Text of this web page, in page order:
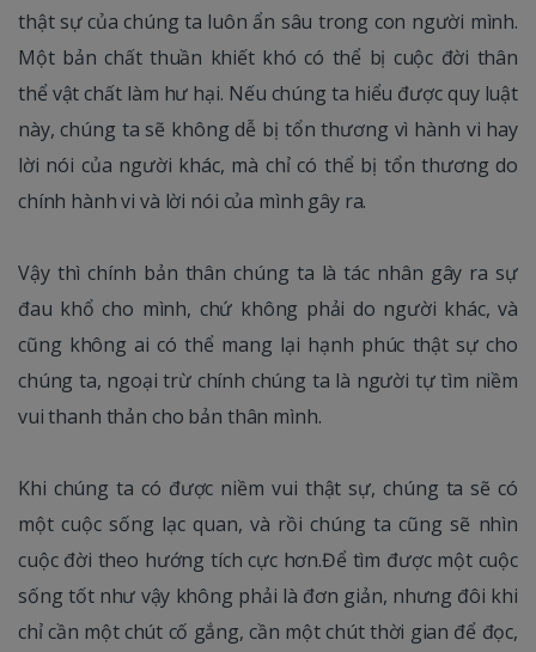
thật sự của chúng ta luôn ẩn sâu trong con người mình.
Một bản chất thuần khiết khó có thể bị cuộc đời thân
thể vật chất làm hư hại. Nếu chúng ta hiểu được quy luật
này, chúng ta sẽ không dễ bị tổn thương vì hành vi hay
lời nói của người khác, mà chỉ có thể bị tổn thương do
chính hành vi và lời nói của mình gây ra.
Vậy thì chính bản thân chúng ta là tác nhân gây ra sự
đau khổ cho mình, chứ không phải do người khác, và
cũng không ai có thể mang lại hạnh phúc thật sự cho
chúng ta, ngoại trừ chính chúng ta là người tự tìm niềm
vui thanh thản cho bản thân mình.
Khi chúng ta có được niềm vui thật sự, chúng ta sẽ có
một cuộc sống lạc quan, và rồi chúng ta cũng sẽ nhìn
cuộc đời theo hướng tích cực hơn.Để tìm được một cuộc
sống tốt như vậy không phải là đơn giản, nhưng đôi khi
chỉ cần một chút cố gắng, cần một chút thời gian để đọc,